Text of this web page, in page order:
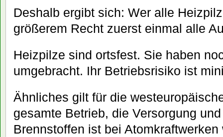
Deshalb ergibt sich: Wer alle
größerem Recht zuerst einmal alle
Heizpilze sind ortsfest. Sie haben
umgebracht. Ihr Betriebsrisiko ist
Ähnliches gilt für die
gesamte Betrieb, die Versorgung
Brennstoffen ist bei